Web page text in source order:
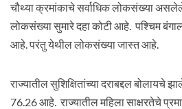
चौथ्या क्रमांकाचे सर्वाधिक लोकसंख्या
लोकसंख्या सुमारे दहा कोटी आहे. पश्चिम
आहे. परंतु येथील लोकसंख्या जास्त आहे.
राज्यातील सुशिक्षितांच्या दराबद्दल बोलायचे
76.26 आहे. राज्यातील महिला साक्षरतेचे